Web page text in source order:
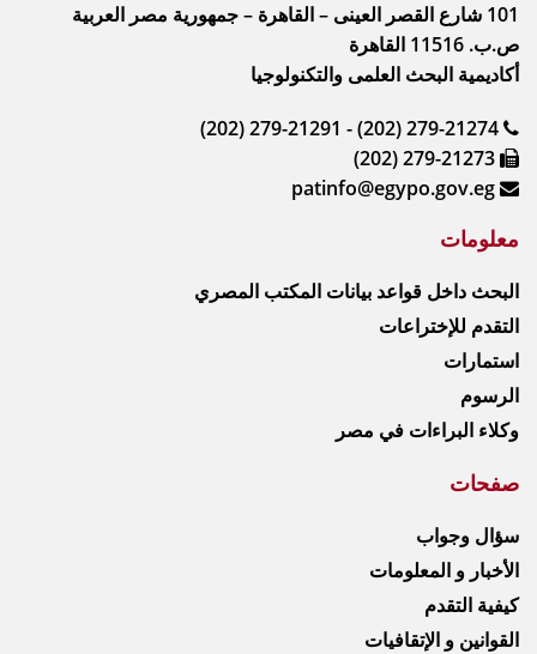
101 شارع القصر العينى – القاهرة – جمهورية مصر العربية
ص.ب. 11516 القاهرة
أكاديمية البحث العلمى والتكنولوجيا
(202) 279-21291 - (202) 279-21274
(202) 279-21273
patinfo@egypo.gov.eg
معلومات
البحث داخل قواعد بيانات المكتب المصري
التقدم للإختراعات
استمارات
الرسوم
وكلاء البراءات في مصر
صفحات
سؤال وجواب
الأخبار و المعلومات
كيفية التقدم
القوانين و الإتقافيات